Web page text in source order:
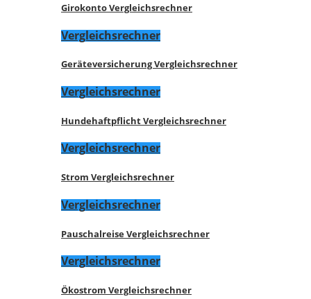
Girokonto Vergleichsrechner
Vergleichsrechner
Geräteversicherung Vergleichsrechner
Vergleichsrechner
Hundehaftpflicht Vergleichsrechner
Vergleichsrechner
Strom Vergleichsrechner
Vergleichsrechner
Pauschalreise Vergleichsrechner
Vergleichsrechner
Ökostrom Vergleichsrechner